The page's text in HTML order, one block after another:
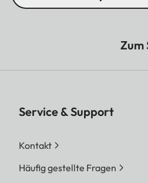
Zum
Service & Support
Kontakt
Häufig gestellte Fragen